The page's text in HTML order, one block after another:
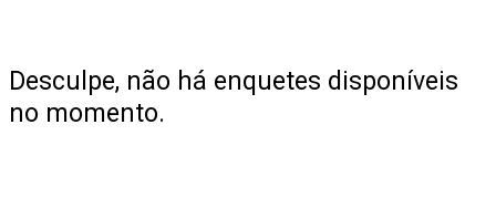
Desculpe, não há enquetes disponíveis
no momento.